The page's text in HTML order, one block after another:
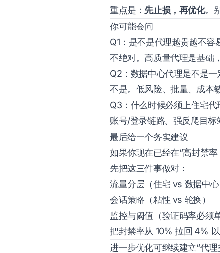
重点是： 先止损，再优化。
你可能会问
Q1：是不是代理越贵越不容
不绝对。高质量代理是基础
Q2：数据中心代理是不是一
不是。低风险、批量、成本
Q3：什么时候必须上住宅代
账号/登录链路、强反爬目
最后给一个务实建议
如果你现在已经在“高封禁
先把这三件事做对：
流量分层（住宅 vs 数据中
会话策略（粘性 vs 轮换）
监控与阈值（验证码率必须
把封禁率从 10% 拉回 4%
进一步优化可继续建立“代